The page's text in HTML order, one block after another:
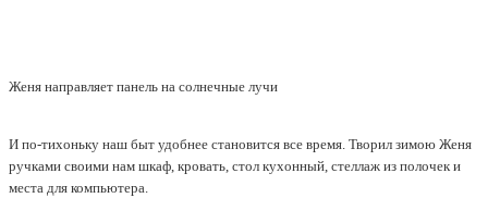
Женя направляет панель на солнечные лучи
И по-тихоньку наш быт удобнее становится все время. Творил зимою Женя
ручками своими нам шкаф, кровать, стол кухонный, стеллаж из полочек и
места для компьютера.